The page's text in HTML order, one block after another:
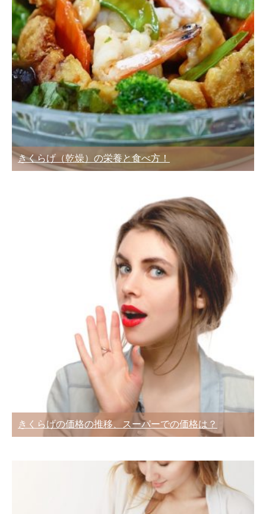
きくらげ（乾燥）の栄養と食べ方！
きくらげの価格の推移、スーパーでの価格は？